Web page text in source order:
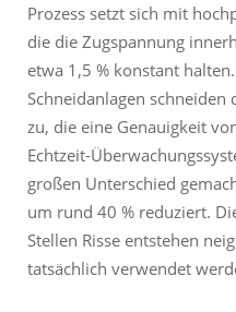
Prozess setzt sich mit
die die Zugspannung
etwa 1,5 % konstant
Schneidanlagen
zu, die eine Genauigkeit
Echtzeit-
großen Unterschied
um rund 40 % reduziert.
Stellen Risse entstehen
tatsächlich verwendet